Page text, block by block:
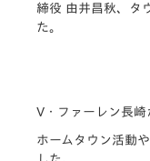
締役 由井昌秋、タ
た。
V・ファーレン長崎
ホームタウン活動